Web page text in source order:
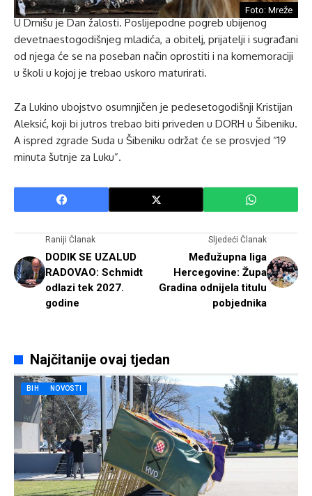
Foto: Mreže
U Drnišu je Dan žalosti. Poslijepodne pogreb ubijenog
devetnaestogodišnjeg mladića, a obitelj, prijatelji i sugrađani
od njega će se na poseban način oprostiti i na komemoraciji
u školi u kojoj je trebao uskoro maturirati.
Za Lukino ubojstvo osumnjičen je pedesetogodišnji Kristijan
Aleksić, koji bi jutros trebao biti priveden u DORH u Šibeniku.
A ispred zgrade Suda u Šibeniku održat će se prosvjed “19
minuta šutnje za Luku”.
Raniji Članak
DODIK SE UZALUD
RADOVAO: Schmidt
odlazi tek 2027.
godine
Sljedeći Članak
Međužupna liga
Hercegovine: Župa
Gradina odnijela titulu
pobjednika
Najčitanije ovaj tjedan
BIH NOVOSTI